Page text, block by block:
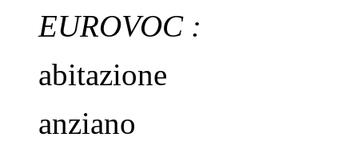
EUROVOC :
abitazione
anziano